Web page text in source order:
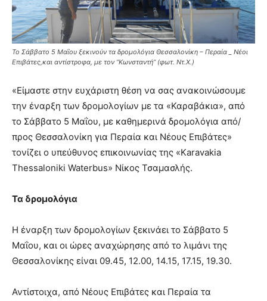
Το Σάββατο 5 Μαΐου ξεκινούν τα δρομολόγια Θεσσαλονίκη – Περαία _ Νέοι
Επιβάτες,και αντίστροφα, με τον “Κωνσταντή” (φωτ. Ντ.Χ.)
«Είμαστε στην ευχάριστη θέση να σας ανακοινώσουμε
την έναρξη των δρομολογίων με τα «Καραβάκια», από
το Σάββατο 5 Μαΐου, με καθημερινά δρομολόγια από/
προς Θεσσαλονίκη για Περαία και Νέους Επιβάτες»
τονίζει ο υπεύθυνος επικοινωνίας της «Karavakia
Thessaloniki Waterbus» Νίκος Τσαμασλής.
Τα δρομολόγια
Η έναρξη των δρομολογίων ξεκινάει το Σάββατο 5
Μαΐου, και οι ώρες αναχώρησης από το λιμάνι της
Θεσσαλονίκης είναι 09.45, 12.00, 14.15, 17.15, 19.30.
Αντίστοιχα, από Νέους Επιβάτες και Περαία τα